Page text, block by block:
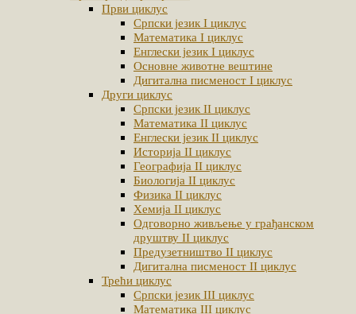
Први циклус
Српски језик I циклус
Математика I циклус
Енглески језик I циклус
Основне животне вештине
Дигитална писменост I циклус
Други циклус
Српски језик II циклус
Математика II циклус
Енглески језик II циклус
Историја II циклус
Географија II циклус
Биологија II циклус
Физика II циклус
Хемија II циклус
Одговорно живљење у грађанском
друштву II циклус
Предузетништво II циклус
Дигитална писменост II циклус
Трећи циклус
Српски језик III циклус
Математика III циклус